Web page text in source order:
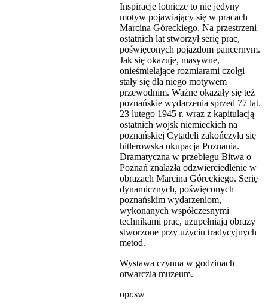
Inspiracje lotnicze to nie jedyny
motyw pojawiający się w pracach
Marcina Góreckiego. Na przestrzeni
ostatnich lat stworzył serię prac,
poświęconych pojazdom pancernym.
Jak się okazuje, masywne,
onieśmielające rozmiarami czołgi
stały się dla niego motywem
przewodnim. Ważne okazały się też
poznańskie wydarzenia sprzed 77 lat.
23 lutego 1945 r. wraz z kapitulacją
ostatnich wojsk niemieckich na
poznańskiej Cytadeli zakończyła się
hitlerowska okupacja Poznania.
Dramatyczna w przebiegu Bitwa o
Poznań znalazła odzwierciedlenie w
obrazach Marcina Góreckiego. Serię
dynamicznych, poświęconych
poznańskim wydarzeniom,
wykonanych współczesnymi
technikami prac, uzupełniają obrazy
stworzone przy użyciu tradycyjnych
metod.
Wystawa czynna w godzinach
otwarczia muzeum.
opr.sw